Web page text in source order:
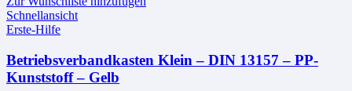
Schnellansicht
Erste-Hilfe
Betriebsverbandkasten Klein – DIN 13157 – PP-
Kunststoff – Gelb